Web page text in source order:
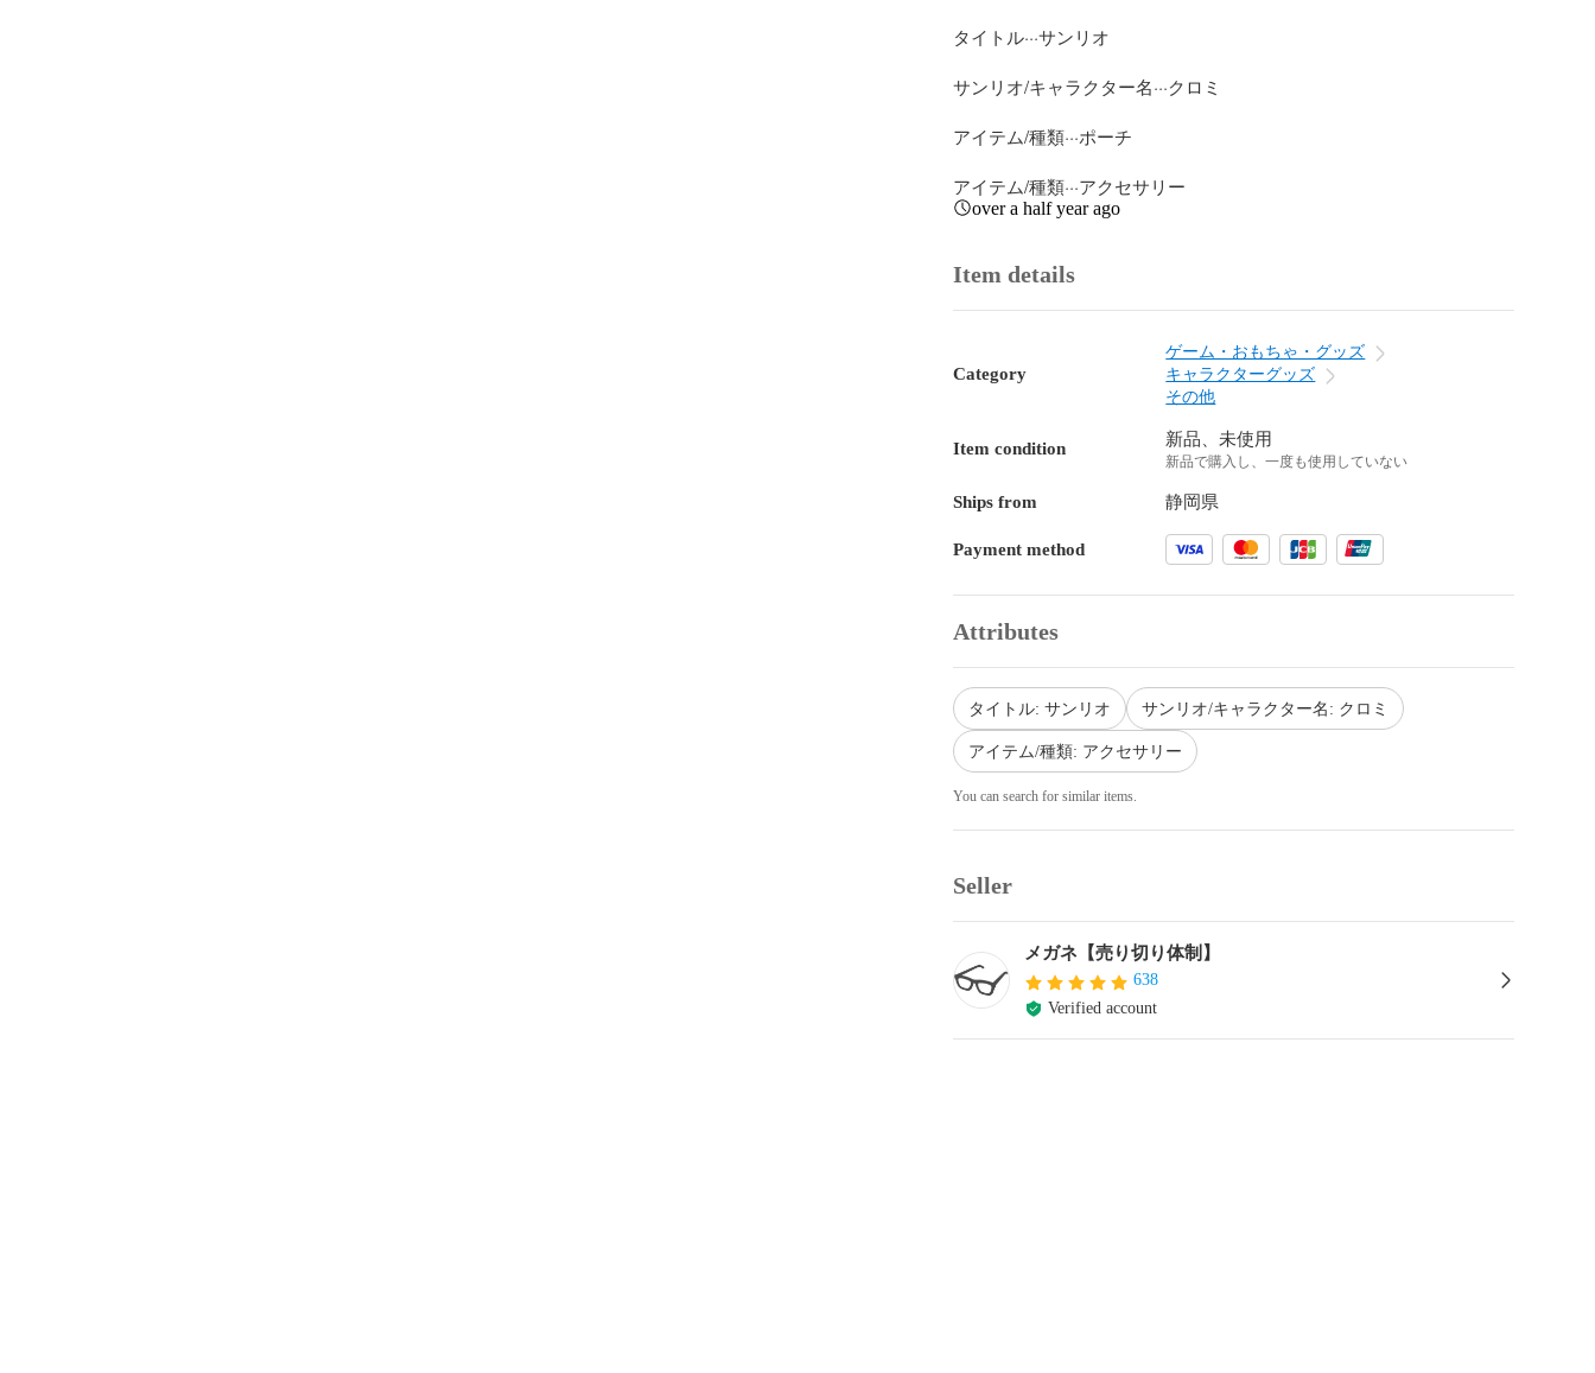
タイトル···サンリオ
サンリオ/キャラクター名···クロミ
アイテム/種類···ポーチ
アイテム/種類···アクセサリー
over a half year ago
Item details
Category
ゲーム・おもちゃ・グッズ
キャラクターグッズ
その他
Item condition 新品、未使用
新品で購入し、一度も使用していない
Ships from 静岡県
Payment method
Attributes
タイトル: サンリオ サンリオ/キャラクター名: クロミ
アイテム/種類: アクセサリー
You can search for similar items.
Seller
メガネ【売り切り体制】
638
Verified account